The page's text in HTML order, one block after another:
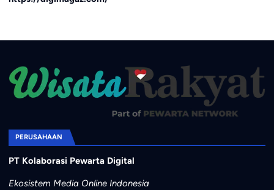
PERUSAHAAN
PT Kolaborasi Pewarta Digital
Ekosistem Media Online Indonesia